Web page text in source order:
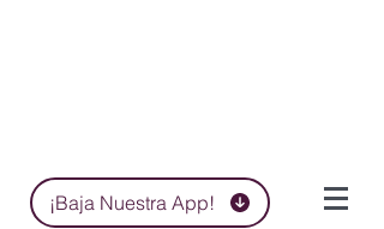
¡Baja Nuestra App!